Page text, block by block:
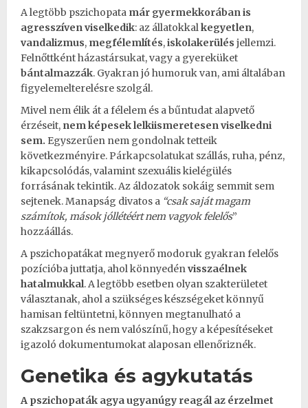
A legtöbb pszichopata már gyermekkorábanis
agresszíven viselkedik: az állatokkalkegyetlen,
vandalizmus, megfélemlítés,iskolakerülés jellemzi.
Felnőttkéntházastársukat, vagy a gyereküket
bántalmazzák. Gyakran jó humoruk van, ami általában
figyelemelterelésre szolgál.
Mivel nem élik át a félelem és a bűntudat alapvető
érzéseit, nem képesek lelkiismeretesen viselkedni
sem. Egyszerűen nem gondolnak tetteik
következményire. Párkapcsolatukat szállás, ruha, pénz,
kikapcsolódás, valamint szexuális kielégülés
forrásának tekintik. Az áldozatok sokáig semmit sem
sejtenek. Manapság divatos a “csak saját magam
számítok, mások jóllétéért nem vagyok felelős”
hozzáállás.
A pszichopatákat megnyerő modoruk gyakran felelős
pozícióba juttatja, ahol könnyedénvisszaélnek
hatalmukkal. A legtöbb esetben olyan szakterületet
választanak, ahol a szükséges készségeket könnyű
hamisan feltüntetni, könnyen megtanulható a
szakzsargon és nem valószínű, hogy a képesítéseket
igazoló dokumentumokat alaposan ellenőriznék.
Genetika és agykutatás
A pszichopaták agya ugyanúgy reagál az érzelmet